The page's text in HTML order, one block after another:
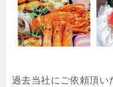
過去当社にご依頼頂い